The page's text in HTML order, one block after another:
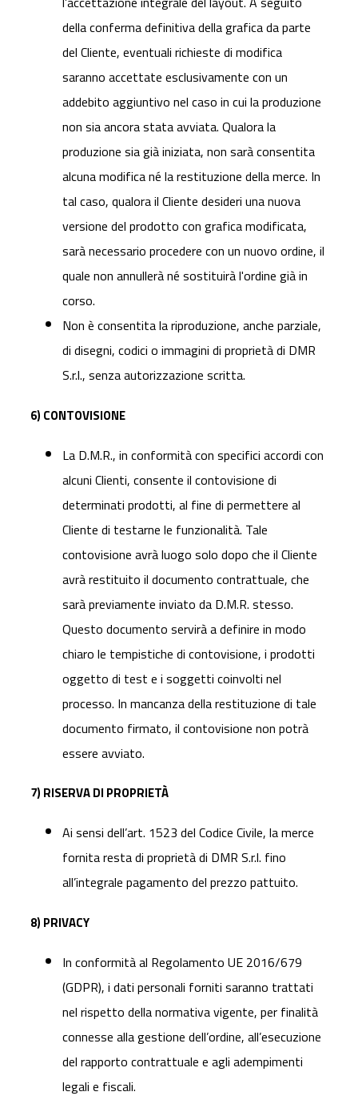
della conferma definitiva della grafica da parte
del Cliente, eventuali richieste di modifica
saranno accettate esclusivamente con un
addebito aggiuntivo nel caso in cui la produzione
non sia ancora stata avviata. Qualora la
produzione sia già iniziata, non sarà consentita
alcuna modifica né la restituzione della merce. In
tal caso, qualora il Cliente desideri una nuova
versione del prodotto con grafica modificata,
sarà necessario procedere con un nuovo ordine, il
quale non annullerà né sostituirà l'ordine già in
corso.
Non è consentita la riproduzione, anche parziale,
di disegni, codici o immagini di proprietà di DMR
S.r.l., senza autorizzazione scritta.
6) CONTOVISIONE
La D.M.R., in conformità con specifici accordi con
alcuni Clienti, consente il contovisione di
determinati prodotti, al fine di permettere al
Cliente di testarne le funzionalità. Tale
contovisione avrà luogo solo dopo che il Cliente
avrà restituito il documento contrattuale, che
sarà previamente inviato da D.M.R. stesso.
Questo documento servirà a definire in modo
chiaro le tempistiche di contovisione, i prodotti
oggetto di test e i soggetti coinvolti nel
processo. In mancanza della restituzione di tale
documento firmato, il contovisione non potrà
essere avviato.
7) RISERVA DI PROPRIETÀ
Ai sensi dell’art. 1523 del Codice Civile, la merce
fornita resta di proprietà di DMR S.r.l. fino
all’integrale pagamento del prezzo pattuito.
8) PRIVACY
In conformità al Regolamento UE 2016/679
(GDPR), i dati personali forniti saranno trattati
nel rispetto della normativa vigente, per finalità
connesse alla gestione dell’ordine, all’esecuzione
del rapporto contrattuale e agli adempimenti
legali e fiscali.